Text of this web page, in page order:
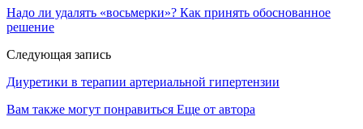
Надо ли удалять «восьмерки»? Как принять обоснованное
решение
Следующая запись
Диуретики в терапии артериальной гипертензии
Вам также могут понравиться Еще от автора